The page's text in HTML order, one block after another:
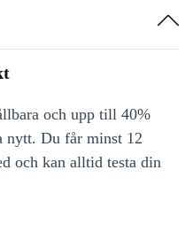
och upp till 40%
nytt. Du får minst 12
och kan alltid testa din